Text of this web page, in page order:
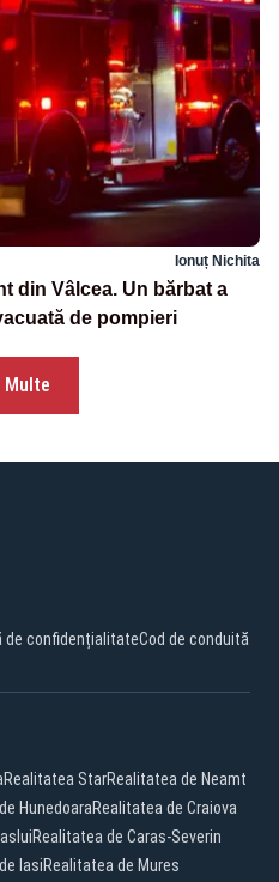
Ionuț Nichita
din Vâlcea. Un bărbat a
de pompieri
Multe
de confidențialitateCod de conduită
Realitatea StarRealitatea de Neamt
HunedoaraRealitatea de Craiova
Realitatea de Caras-Severin
IasiRealitatea de Mures